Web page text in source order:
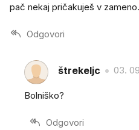
pač nekaj pričakuješ v zameno.
Odgovori
štrekeljc 03.
Bolniško?
Odgovori